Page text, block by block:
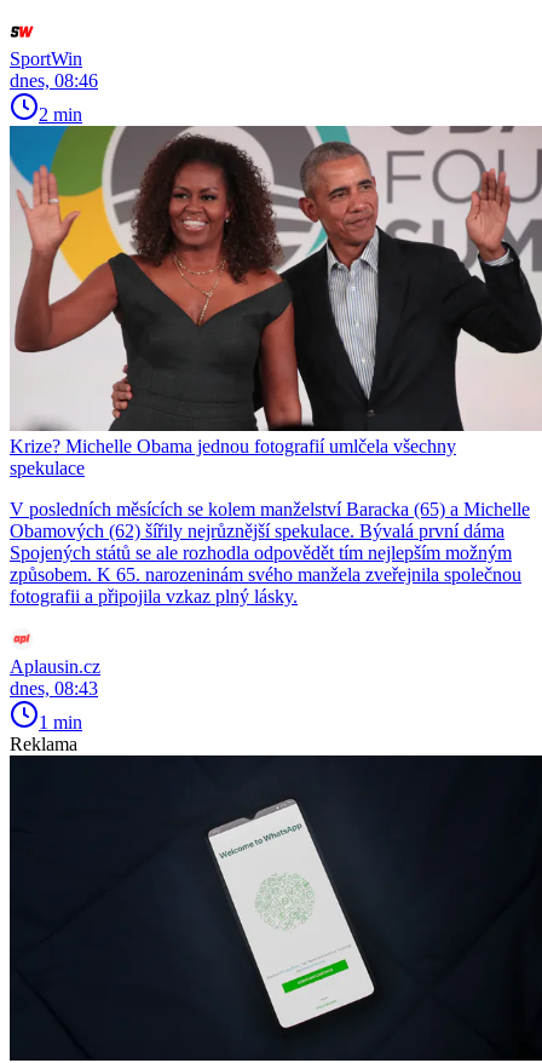
SportWin
dnes, 08:46
2 min
Krize? Michelle Obama jednou fotografií umlčela všechny
spekulace
V posledních měsících se kolem manželství Baracka (65) a Michelle
Obamových (62) šířily nejrůznější spekulace. Bývalá první dáma
Spojených států se ale rozhodla odpovědět tím nejlepším možným
způsobem. K 65. narozeninám svého manžela zveřejnila společnou
fotografii a připojila vzkaz plný lásky.
Aplausin.cz
dnes, 08:43
1 min
Reklama